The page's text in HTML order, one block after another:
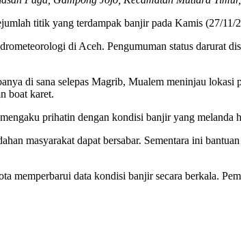
titik yang terdampak banjir pada Kamis (27/11/
di Aceh. Pengumuman status darurat
di sana selepas Magrib, Mualem meninjau
boat karet.
prihatin dengan kondisi banjir yang melanda
masyarakat dapat bersabar. Sementara ini
memperbarui data kondisi banjir secara berkala.